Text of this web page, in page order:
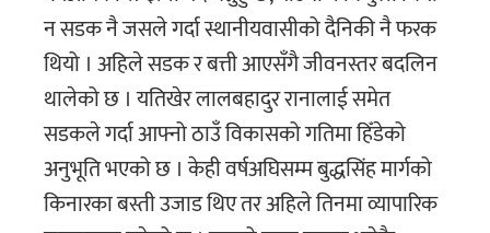
न सडक नै जसले गर्दा स्थानीयवासीको दैनिकी नै फरक
थियो । अहिले सडक र बत्ती आएसँगै जीवनस्तर बदलिन
थालेको छ । यतिखेर लालबहादुर रानालाई समेत
सडकले गर्दा आफ्नो ठाउँ विकासको गतिमा हिँडेको
अनुभूति भएको छ । केही वर्षअघिसम्म बुद्धसिंह मार्गको
किनारका बस्ती उजाड थिए तर अहिले तिनमा व्यापारिक